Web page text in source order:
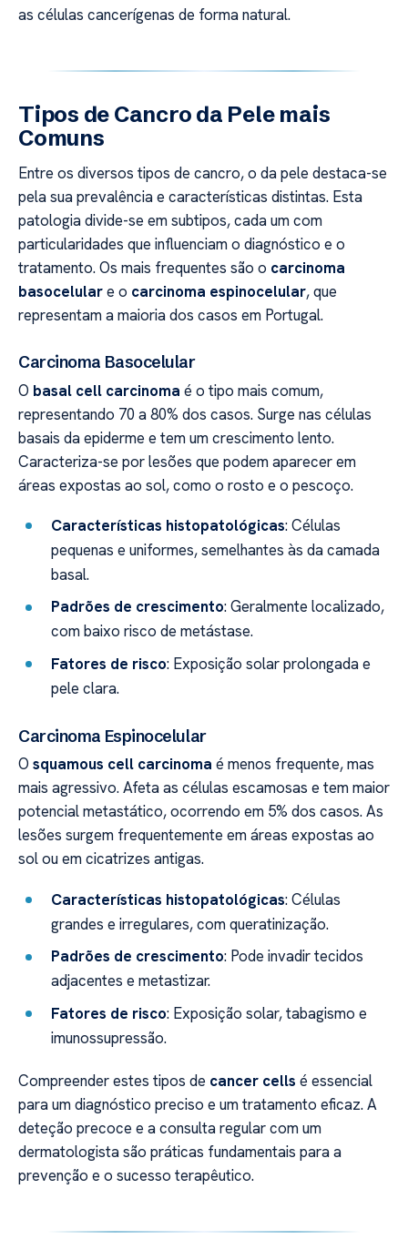
as células cancerígenas de forma natural.
Tipos de Cancro da Pele mais
Comuns
Entre os diversos tipos de cancro, o da pele destaca-se
pela sua prevalência e características distintas. Esta
patologia divide-se em subtipos, cada um com
particularidades que influenciam o diagnóstico e o
tratamento. Os mais frequentes são o carcinoma
basocelulare o carcinoma espinocelular, que
representam a maioria dos casos em Portugal.
Carcinoma Basocelular
O basal cell carcinoma é o tipo mais comum,
representando 70 a 80% dos casos. Surge nas células
basais da epiderme e tem um crescimento lento.
Caracteriza-se por lesões que podem aparecer em
áreas expostas ao sol, como o rosto e o pescoço.
Características histopatológicas: Células
pequenas e uniformes, semelhantes às da camada
basal.
Padrões de crescimento: Geralmente localizado,
com baixo risco de metástase.
Fatores de risco: Exposição solar prolongada e
pele clara.
Carcinoma Espinocelular
O squamous cell carcinoma é menos frequente, mas
mais agressivo. Afeta as células escamosas e tem maior
potencial metastático, ocorrendo em 5% dos casos. As
lesões surgem frequentemente em áreas expostas ao
sol ou em cicatrizes antigas.
Características histopatológicas: Células
grandes e irregulares, com queratinização.
Padrões de crescimento: Pode invadir tecidos
adjacentes e metastizar.
Fatores de risco: Exposição solar, tabagismo e
imunossupressão.
Compreender estes tipos de cancer cells é essencial
para um diagnóstico preciso e um tratamento eficaz. A
deteção precoce e a consulta regular com um
dermatologista são práticas fundamentais para a
prevenção e o sucesso terapêutico.